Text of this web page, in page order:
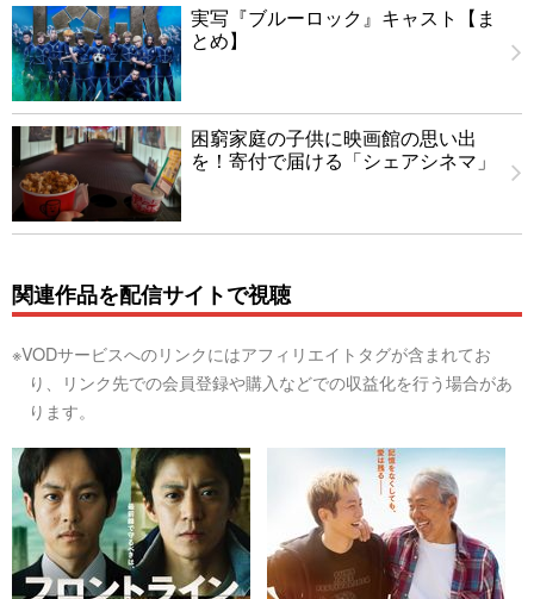
実写『ブルーロック』キャスト【ま
とめ】
困窮家庭の子供に映画館の思い出
を！寄付で届ける「シェアシネマ」
関連作品を配信サイトで視聴
※VODサービスへのリンクにはアフィリエイトタグが含まれてお
り、リンク先での会員登録や購入などでの収益化を行う場合があ
ります。